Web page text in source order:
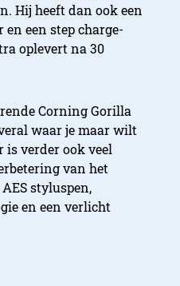
Hij heeft dan ook een
een step charge-
oplevert na 30
Corning Gorilla
waar je maar wilt
is verder ook veel
van het
styluspen,
en een verlicht